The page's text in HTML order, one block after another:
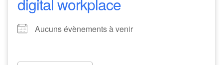
Aucuns évènements à venir